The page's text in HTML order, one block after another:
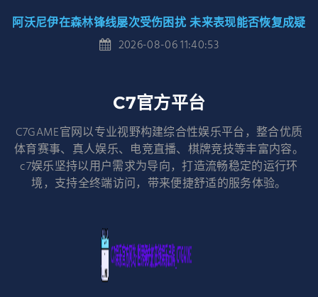
阿沃尼伊在森林锋线屡次受伤困扰 未来表现能否恢复成疑
2026-08-06 11:40:53
C7官方平台
C7GAME官网以专业视野构建综合性娱乐平台，整合优质
体育赛事、真人娱乐、电竞直播、棋牌竞技等丰富内容。
c7娱乐坚持以用户需求为导向，打造流畅稳定的运行环
境，支持全终端访问，带来便捷舒适的服务体验。